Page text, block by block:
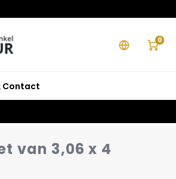
0
Contact
van 3,06 x 4